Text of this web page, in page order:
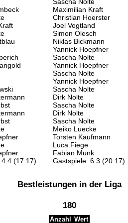
Maximilian Kraft
Christian Hoerster
Joel Vogtland
Simon Olesch
Niklas Bickmann
Yannick Hoepfner
Sascha Nolte
Yannick Hoepfner
Sascha Nolte
Yannick Hoepfner
Sascha Nolte
Dirk Nolte
Sascha Nolte
Dirk Nolte
Sascha Nolte
Meiko Luecke
Torsten Kaufmann
Luca Fiege
Fabian Munk
(17:17)
Gastspiele: 6:3 (20:17)
Bestleistungen in der Liga
180
Anzahl Wert